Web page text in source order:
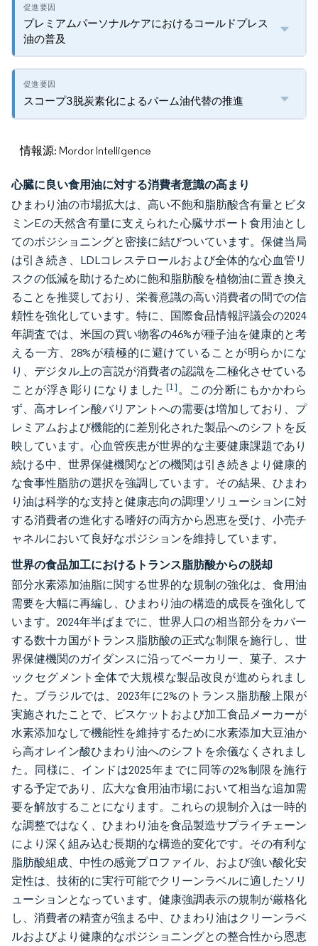
プレミアムパーソナルケアにおけるコールドプレス
油の普及
スコープ3脱炭素化によるパーム油代替の推進
情報源: Mordor Intelligence
心臓に良い食用油に対する消費者意識の高まり
ひまわり油の市場拡大は、高い不飽和脂肪酸含有量とビタ
ミンEの天然含有量に支えられた心臓サポート食用油とし
てのポジショニングと密接に結びついています。保健当局
は引き続き、LDLコレステロールおよび全体的な心血管リ
スクの低減を助けるために飽和脂肪酸を植物油に置き換え
ることを推奨しており、栄養意識の高い消費者の間での信
頼性を強化しています。特に、国際食品情報評議会の2024
年調査では、米国の買い物客の46%が種子油を健康的と考
える一方、28%が積極的に避けていることが明らかにな
り、デジタル上の言説が消費者の認識を二極化させている
ことが浮き彫りになりました[1]。この分断にもかかわら
ず、高オレイン酸バリアントへの需要は増加しており、プ
レミアムおよび機能的に差別化された製品へのシフトを反
映しています。心血管疾患が世界的な主要健康課題であり
続ける中、世界保健機関などの機関は引き続きより健康的
な食事性脂肪の選択を強調しています。その結果、ひまわ
り油は科学的な支持と健康志向の調理ソリューションに対
する消費者の進化する嗜好の両方から恩恵を受け、小売チ
ャネルにおいて良好なポジションを維持しています。
世界の食品加工におけるトランス脂肪酸からの脱却
部分水素添加油脂に関する世界的な規制の強化は、食用油
需要を大幅に再編し、ひまわり油の構造的成長を強化して
います。2024年半ばまでに、世界人口の相当部分をカバー
する数十カ国がトランス脂肪酸の正式な制限を施行し、世
界保健機関のガイダンスに沿ってベーカリー、菓子、スナ
ックセグメント全体で大規模な製品改良が進められまし
た。ブラジルでは、2023年に2%のトランス脂肪酸上限が
実施されたことで、ビスケットおよび加工食品メーカーが
水素添加なしで機能性を維持するために水素添加大豆油か
ら高オレイン酸ひまわり油へのシフトを余儀なくされまし
た。同様に、インドは2025年までに同等の2%制限を施行
する予定であり、広大な食用油市場において相当な追加需
要を解放することになります。これらの規制介入は一時的
な調整ではなく、ひまわり油を食品製造サプライチェーン
により深く組み込む長期的な構造的変化です。その有利な
脂肪酸組成、中性の感覚プロファイル、および強い酸化安
定性は、技術的に実行可能でクリーンラベルに適したソリ
ューションとなっています。健康強調表示の規制が厳格化
し、消費者の精査が強まる中、ひまわり油はクリーンラベ
ルおよびより健康的なポジショニングとの整合性から恩恵